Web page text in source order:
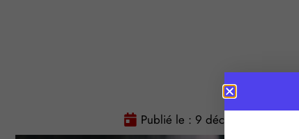
Publié le : 9 décembre 2024